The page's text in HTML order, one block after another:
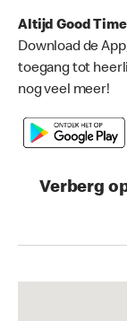
Altijd Good
Download de
toegang tot
nog veel meer!
Verberg